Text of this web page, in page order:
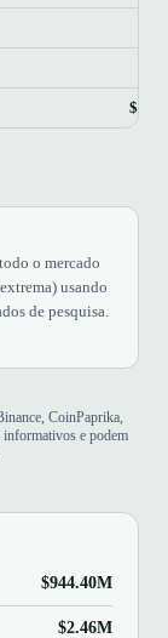
o mercado
usando
de pesquisa.
CoinPaprika,
e podem
$944.40M
$2.46M